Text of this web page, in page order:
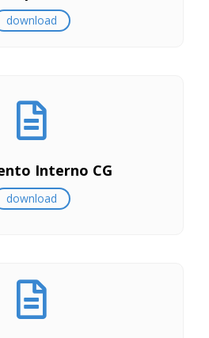
download
Interno CG
download